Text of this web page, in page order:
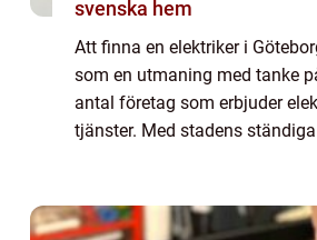
svenska hem
Att finna en elektriker i
som en utmaning med tanke
antal företag som erbjuder
tjänster. Med stadens